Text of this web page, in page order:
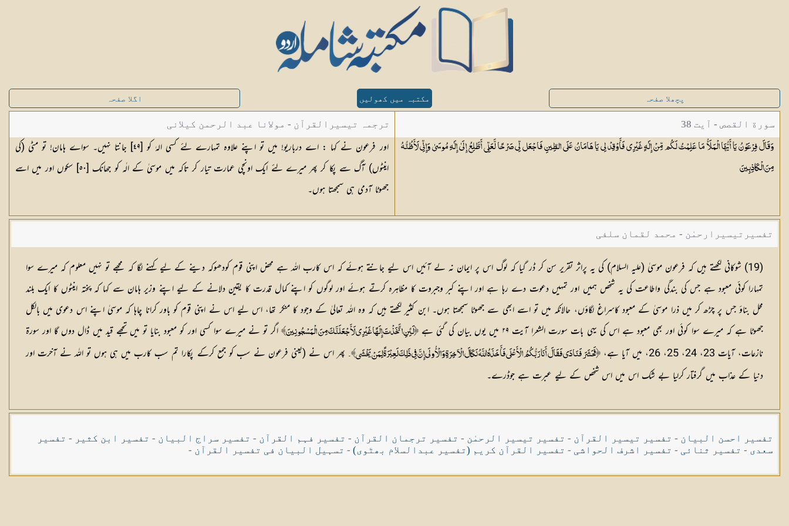
پچھلا صفحہ مکتبہ میں کھولیں اگلا صفحہ
سورة القصص - آیت 38
وَقَالَ فِرْعَوْنُ يَا أَيُّهَا الْمَلَأُ مَا عَلِمْتُ لَكُم مِّنْ إِلَٰهٍ غَيْرِي فَأَوْقِدْ لِي يَا هَامَانُ عَلَى الطِّينِ فَاجْعَل لِّي صَرْحًا لَّعَلِّي أَطَّلِعُ إِلَىٰ إِلَٰهِ مُوسَىٰ وَإِنِّي لَأَظُنُّهُ
مِنَالْكَاذِبِينَ
ترجمہ تیسیرالقرآن - مولانا عبد الرحمن کیلانی
اور فرعون نے کہا : اے درباریو! میں تو اپنے علاوہ تمہارے لئے کسی الہٰ کو [٤٩] جانتا نہیں۔ سواے ہامان! تو مٹی (کی
اینٹوں) آگ سے پکا کر پھر میرے لئے ایک اونچی عمارت تیار کر تاکہ میں موسیٰ کے الٰہ کو جھانک [٥٠] سکوں اور میں اسے
جھوٹا آدمی ہی سمجھتا ہوں۔
تفسیرتیسیرارحمٰن - محمد لقمان سلفی
(19) شوکانی لکھتے ہیں کہ فرعون موسیٰ (علیہ السلام) کی یہ پراثر تقریر سن کر ڈر گیا کہ لوگ اس پر ایمان نہ لے آئیں اس لیے جانتے ہوئے کہ اس کارب اللہ ہے محض اپنی قوم کودھوکہ دینے کے لیے کہنے لگا کہ مجھے تو نہیں معلوم کہ میرے سوا
تمہارا کوئی معبود ہے جس کی بندگی واطاعت کی یہ شخص ہمیں اور تمہیں دعوت دے رہا ہے اور اپنے کبر وجبروت کا مظاہرہ کرتے ہوئے اور لوگوں کو اپنے کمال قدرت کا یقین دلانے کے لیے اپنے وزیر ہامان سے کہا کہ پختہ اینٹوں کا ایک بلند
محل بناؤ جس پر چڑھ کر میں ذرا موسیٰ کے معبود کاسراغ لگاؤں، حالانکہ میں تو اسے ابھی سے جھوٹا سمجھتا ہوں۔ ابن کثیر لکھتے ہیں کہ وہ اللہ تعالیٰ کے وجود کا منکر تھا، اس لیے اس نے اپنی قوم کو باور کرانا چاہا کہ موسیٰ اپنے اس دعوی میں بالکل
جھوٹا ہے کہ میرے سوا کوئی اور بھی معبود ہے اس کی یہی بات سورت الشعرا آیت ٢٩ میں یوں بیان کی گئی ہے
﴿لَئِنِ اتَّخَذْتَ إِلَهًا غَيْرِي لَأَجْعَلَنَّكَ مِنَ الْمَسْجُونِينَ﴾اگر تو نے میرے سوا کسی اور کو معبود بنایا تو میں تجھے قید میں ڈال دوں گا اور سورۃ
نازعات، آیات 23، 24، 25، 26، میں آیا ہے،
﴿فَحَشَرَ فَنَادَى فَقَالَ أَنَا رَبُّكُمُ الْأَعْلَى فَأَخَذَهُ اللَّهُ نَكَالَ الْآخِرَةِ وَالْأُولَى إِنَّ فِي ذَلِكَ لَعِبْرَةً لِمَنْ يَخْشَى﴾۔ پھر اس نے (یعنی فرعون نے سب کو جمع کرکے پکارا تم سب کارب میں ہی ہوں تو اللہ نے آخرت اور
دنیا کے عذاب میں گرفتار کرلیا بے شک اس میں اس شخص کے لیے عبرت ہے جوڈرے۔
تفسیر احسن البیان - تفسیر تیسیر القرآن - تفسیر تیسیر الرحمٰن - تفسیر ترجمان القرآن - تفسیر فہم القرآن - تفسیر سراج البیان - تفسیر ابن کثیر - تفسیر
سعدی - تفسیر ثنائی - تفسیر اشرف الحواشی - تفسیر القرآن کریم (تفسیر عبدالسلام بھٹوی) - تسہیل البیان فی تفسیر القرآن -